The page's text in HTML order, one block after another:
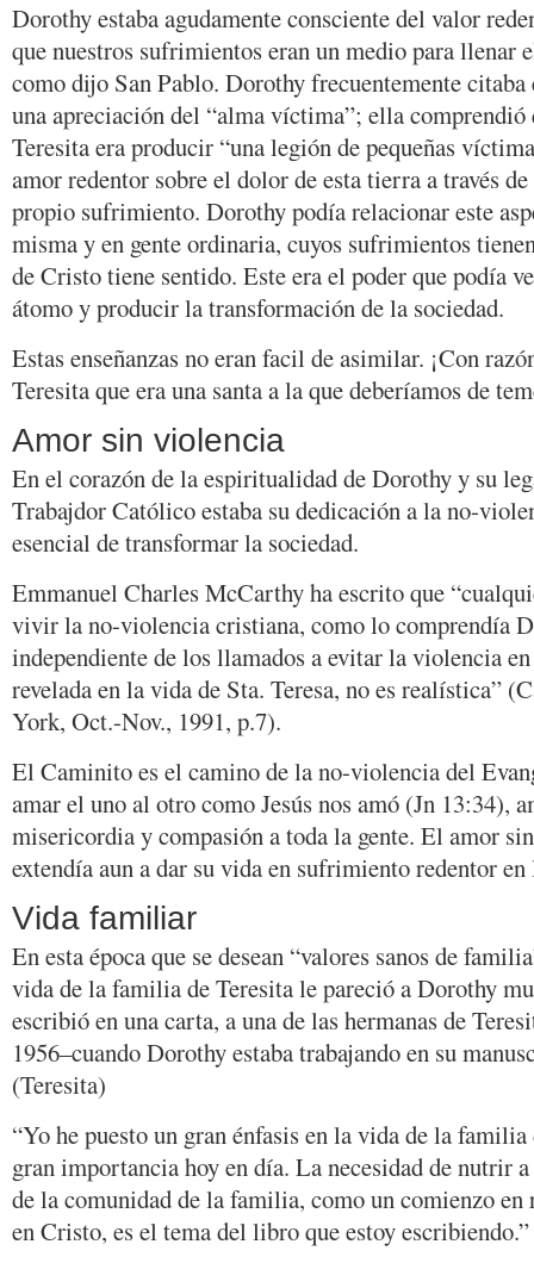
Dorothy estaba agudamente consciente del valor
que nuestros sufrimientos eran un medio para llenar
como dijo San Pablo. Dorothy frecuentemente
una apreciación del “alma víctima”; ella
Teresita era producir “una legión de pequeñas
amor redentor sobre el dolor de esta tierra a través
propio sufrimiento. Dorothy podía relacionar este
misma y en gente ordinaria, cuyos sufrimientos
de Cristo tiene sentido. Este era el poder que podía
átomo y producir la transformación de la sociedad.
Estas enseñanzas no eran facil de asimilar. ¡Con
Teresita que era una santa a la que deberíamos de
Amor sin violencia
En el corazón de la espiritualidad de Dorothy y su
Trabajdor Católico estaba su dedicación a la no-
esencial de transformar la sociedad.
Emmanuel Charles McCarthy ha escrito que
vivir la no-violencia cristiana, como lo comprendía
independiente de los llamados a evitar la violencia
revelada en la vida de Sta. Teresa, no es realística”
York, Oct.-Nov., 1991, p.7).
El Caminito es el camino de la no-violencia del
amar el uno al otro como Jesús nos amó (Jn 13:34),
misericordia y compasión a toda la gente. El amor
extendía aun a dar su vida en sufrimiento redentor
Vida familiar
En esta época que se desean “valores sanos de
vida de la familia de Teresita le pareció a Dorothy
escribió en una carta, a una de las hermanas de
1956–cuando Dorothy estaba trabajando en su
(Teresita)
“Yo he puesto un gran énfasis en la vida de la
gran importancia hoy en día. La necesidad de nutrir
de la comunidad de la familia, como un comienzo en
en Cristo, es el tema del libro que estoy escribiendo.”